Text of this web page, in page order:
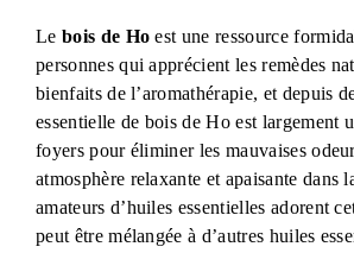
Le bois de Ho est une ressource
personnes qui apprécient les remèdes
bienfaits de l’aromathérapie, et depuis
essentielle de bois de Ho est largement
foyers pour éliminer les mauvaises
atmosphère relaxante et apaisante dans
amateurs d’huiles essentielles adorent
peut être mélangée à d’autres huiles